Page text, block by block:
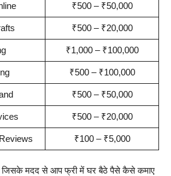
₹500 – ₹50,000
₹500 – ₹20,000
₹1,000 – ₹100,000
₹500 – ₹100,000
₹500 – ₹50,000
₹500 – ₹20,000
₹100 – ₹5,000
मदद से आप फ्री में घर बैठे पैसे कैसे कमाए